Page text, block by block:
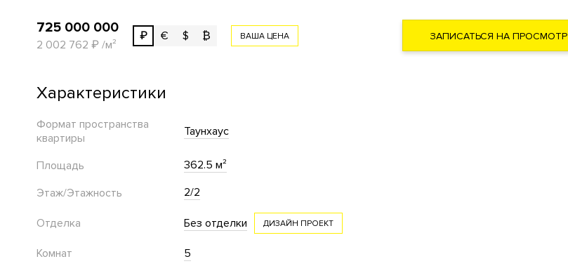
725 000 000
2 002 762 ₽ /м²
₽ € $ ₿ ВАША ЦЕНА ЗАПИСАТЬСЯ НА ПРОСМОТР
Характеристики
Формат пространства
квартиры
Таунхаус
Площадь
362.5 м²
Этаж/Этажность
2/2
Отделка Без отделки ДИЗАЙН ПРОЕКТ
Комнат
5